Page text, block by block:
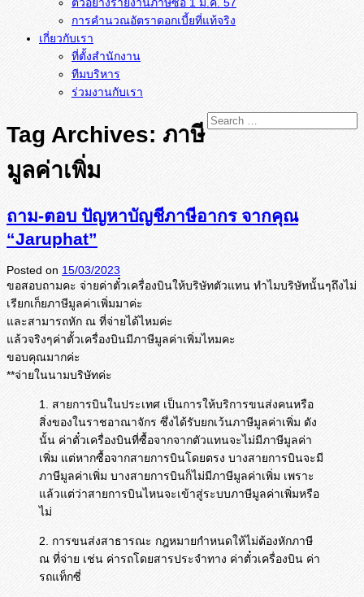
การคำนวณอัตราดอกเบี้ยที่แท้จริง
เกี่ยวกับเรา
ที่ตั้งสำนักงาน
ทีมบริหาร
ร่วมงานกับเรา
Tag Archives: ภาษี
มูลค่าเพิ่ม
ถาม-ตอบ ปัญหาบัญชีภาษีอากร จากคุณ
“Jaruphat”
Posted on 15/03/2023
ขอสอบถามคะ จ่ายค่าตั๋วเครื่องบินให้บริษัทตัวแทน ทำไมบริษัทนั้นๆถึงไม่
เรียกเก็ยภาษีมูลค่าเพิ่มมาค่ะ
และสามารถหัก ณ ที่จ่ายได้ไหมค่ะ
แล้วจริงๆค่าตั้วเครื่องบินมีภาษีมูลค่าเพิ่มไหมคะ
ขอบคุณมากค่ะ
**จ่ายในนามบริษัทค่ะ
1. สายการบินในประเทศ เป็นการให้บริการขนส่งคนหรือ
สิ่งของในราชอาณาจักร ซึ่งได้รับยกเว้นภาษีมูลค่าเพิ่ม ดัง
นั้น ค่าตั๋วเครื่องบินที่ซื้อจากจากตัวแทนจะไม่มีภาษีมูลค่า
เพิ่ม แต่หากซื้อจากสายการบินโดยตรง บางสายการบินจะมี
ภาษีมูลค่าเพิ่ม บางสายการบินก็ไม่มีภาษีมูลค่าเพิ่ม เพราะ
แล้วแต่ว่าสายการบินไหนจะเข้าสู่ระบบภาษีมูลค่าเพิ่มหรือ
ไม่
2. การขนส่งสาธารณะ กฎหมายกำหนดให้ไม่ต้องหักภาษี
ณ ที่จ่าย เช่น ค่ารถโดยสารประจำทาง ค่าตั๋วเครื่องบิน ค่า
รถแท็กซี่